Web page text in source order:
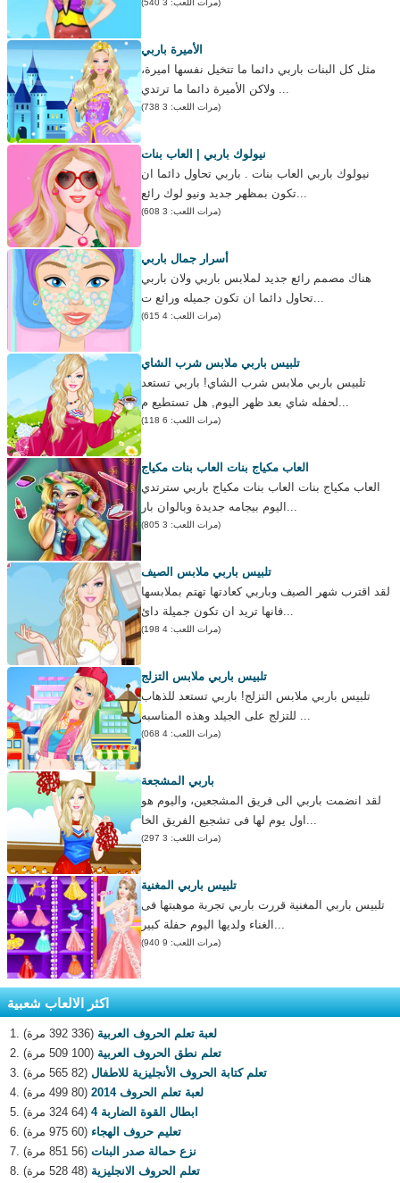
(مرات اللعب: 3 540)
الأميرة باربي
مثل كل البنات باربي دائما ما تتخيل نفسها اميرة،
ولاكن الأميرة دائما ما ترتدي ...
(مرات اللعب: 3 738)
نيولوك باربي | العاب بنات
نيولوك باربي العاب بنات . باربي تحاول دائما ان
تكون بمظهر جديد ونيو لوك رائع...
(مرات اللعب: 3 608)
أسرار جمال باربي
هناك مصمم رائع جديد لملابس باربي ولان باربي
تحاول دائما ان تكون جميله ورائع ت...
(مرات اللعب: 4 615)
تلبيس باربي ملابس شرب الشاي
تلبيس باربي ملابس شرب الشاي! باربي تستعد
لحفله شاي بعد ظهر اليوم, هل تستطيع م...
(مرات اللعب: 6 118)
العاب مكياج بنات العاب بنات مكياج
العاب مكياج بنات العاب بنات مكياج باربي سترتدي
اليوم بيجامه جديدة وبالوان بار...
(مرات اللعب: 3 805)
تلبيس باربي ملابس الصيف
لقد اقترب شهر الصيف وباربي كعادتها تهتم بملابسها
فانها تريد ان تكون جميلة دائ...
(مرات اللعب: 4 198)
تلبيس باربي ملابس التزلج
تلبيس باربي ملابس التزلج! باربي تستعد للذهاب
للتزلج على الجيلد وهذه المناسبه ...
(مرات اللعب: 4 068)
باربي المشجعة
لقد انضمت باربي الى فريق المشجعين، واليوم هو
اول يوم لها فى تشجيع الفريق الخا...
(مرات اللعب: 3 297)
تلبيس باربي المغنية
تلبيس باربي المغنية قررت باربي تجربة موهبتها فى
الغناء ولديها اليوم حفلة كبير...
(مرات اللعب: 9 940)
اكثر الالعاب شعبية
لعبة تعلم الحروف العربية (336 392 مرة)
تعلم نطق الحروف العربية (100 509 مرة)
تعلم كتابة الحروف الأنجليزية للاطفال (82 565 مرة)
لعبة تعلم الحروف 2014
(80 499 مرة)
ابطال القوة الضاربة 4
(64 324 مرة)
تعليم حروف الهجاء (60 975 مرة)
نزع حمالة صدر البنات (56 851 مرة)
تعلم الحروف الانجليزية (48 528 مرة)